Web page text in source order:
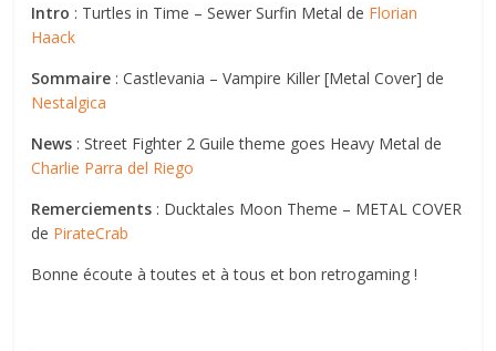
Intro : Turtles in Time – Sewer Surfin Metal de Florian
Haack
Sommaire : Castlevania – Vampire Killer [Metal Cover] de
Nestalgica
News : Street Fighter 2 Guile theme goes Heavy Metal de
Charlie Parra del Riego
Remerciements : Ducktales Moon Theme – METAL COVER
de PirateCrab
Bonne écoute à toutes et à tous et bon retrogaming !